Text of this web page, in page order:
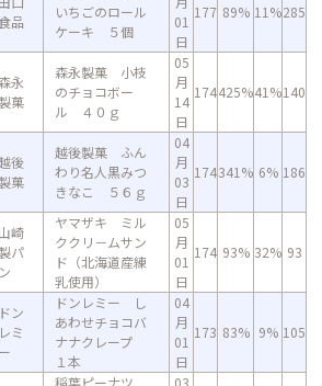
品
いちごのロール
ケーキ ５個
01
日
177 89% 11%285
森永
菓
森永製菓 小枝
のチョコボー
ル ４０ｇ
05
月
14
日
174425%41%140
後
菓
越後製菓 ふん
わり名人黒みつ
きなこ ５６ｇ
04
月
03
日
174341% 6% 186
崎
パ
ン
ヤマザキ ミル
ククリ－ムサン
ド（北海道産練
乳使用）
05
月
01
日
174 93% 32% 93
ドン
レミ
ー
ドンレミー し
あわせチョコバ
ナナクレープ
１本
04
月
01
日
173 83% 9% 105
稲葉ピーナツ
03